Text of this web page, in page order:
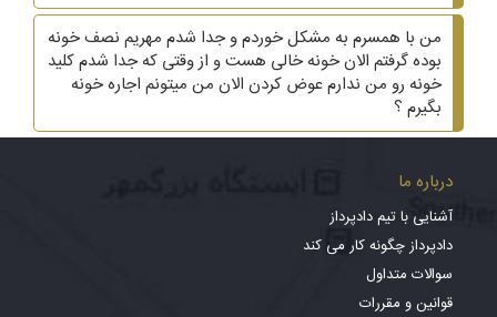
من با همسرم به مشکل خوردم و جدا شدم مهریم نصف خونه
بوده گرفتم الان خونه خالی هست و از وقتی که جدا شدم کلید
خونه رو من ندارم عوض کردن الان من میتونم اجاره خونه
بگیرم ؟
درباره ما
آشنایی با تیم دادپرداز
دادپرداز چگونه کار می کند
سوالات متداول
قوانین و مقررات